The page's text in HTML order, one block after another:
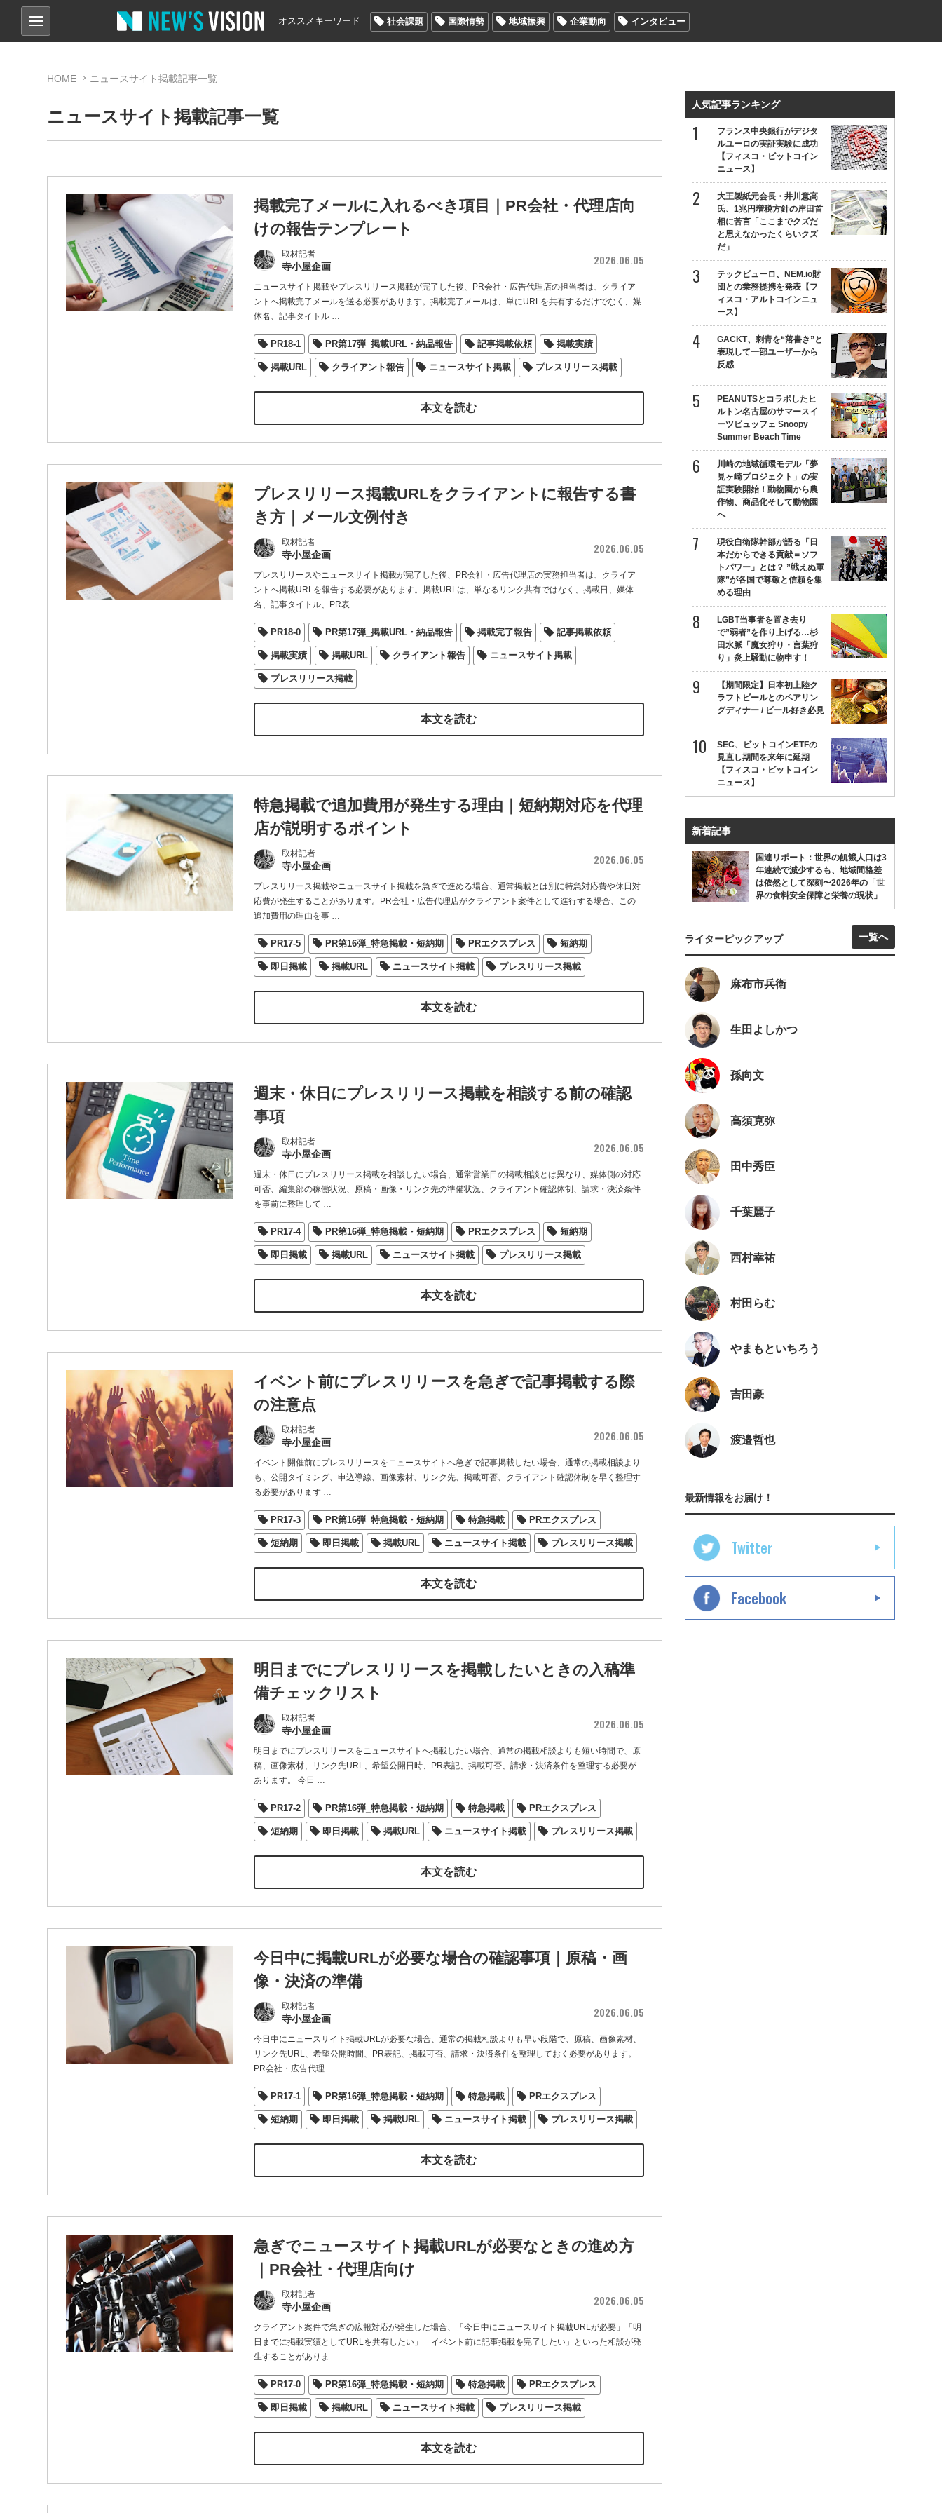
オススメキーワード 社会課題 国際情勢 地域振興 企業動向 インタビュー
HOME ニュースサイト掲載記事一覧
ニュースサイト掲載記事一覧
掲載完了メールに入れるべき項目｜PR会社・代理店向
けの報告テンプレート
取材記者
寺小屋企画 2026.06.05
ニュースサイト掲載やプレスリリース掲載が完了した後、PR会社・広告代理店の担当者は、クライア
ントへ掲載完了メールを送る必要があります。掲載完了メールは、単にURLを共有するだけでなく、媒
体名、記事タイトル…
PR18-1 PR第17弾_掲載URL・納品報告 記事掲載依頼 掲載実績
掲載URL クライアント報告 ニュースサイト掲載 プレスリリース掲載
本文を読む
プレスリリース掲載URLをクライアントに報告する書
き方｜メール文例付き
取材記者
寺小屋企画 2026.06.05
プレスリリースやニュースサイト掲載が完了した後、PR会社・広告代理店の実務担当者は、クライア
ントへ掲載URLを報告する必要があります。掲載URLは、単なるリンク共有ではなく、掲載日、媒体
名、記事タイトル、PR表…
PR18-0 PR第17弾_掲載URL・納品報告 掲載完了報告 記事掲載依頼
掲載実績 掲載URL クライアント報告 ニュースサイト掲載
プレスリリース掲載
本文を読む
特急掲載で追加費用が発生する理由｜短納期対応を代理
店が説明するポイント
取材記者
寺小屋企画 2026.06.05
プレスリリース掲載やニュースサイト掲載を急ぎで進める場合、通常掲載とは別に特急対応費や休日対
応費が発生することがあります。PR会社・広告代理店がクライアント案件として進行する場合、この
追加費用の理由を事…
PR17-5 PR第16弾_特急掲載・短納期 PRエクスプレス 短納期
即日掲載 掲載URL ニュースサイト掲載 プレスリリース掲載
本文を読む
週末・休日にプレスリリース掲載を相談する前の確認
事項
取材記者
寺小屋企画 2026.06.05
週末・休日にプレスリリース掲載を相談したい場合、通常営業日の掲載相談とは異なり、媒体側の対応
可否、編集部の稼働状況、原稿・画像・リンク先の準備状況、クライアント確認体制、請求・決済条件
を事前に整理して …
PR17-4 PR第16弾_特急掲載・短納期 PRエクスプレス 短納期
即日掲載 掲載URL ニュースサイト掲載 プレスリリース掲載
本文を読む
イベント前にプレスリリースを急ぎで記事掲載する際
の注意点
取材記者
寺小屋企画 2026.06.05
イベント開催前にプレスリリースをニュースサイトへ急ぎで記事掲載したい場合、通常の掲載相談より
も、公開タイミング、申込導線、画像素材、リンク先、掲載可否、クライアント確認体制を早く整理す
る必要があります…
PR17-3 PR第16弾_特急掲載・短納期 特急掲載 PRエクスプレス
短納期 即日掲載 掲載URL ニュースサイト掲載 プレスリリース掲載
本文を読む
明日までにプレスリリースを掲載したいときの入稿準
備チェックリスト
取材記者
寺小屋企画 2026.06.05
明日までにプレスリリースをニュースサイトへ掲載したい場合、通常の掲載相談よりも短い時間で、原
稿、画像素材、リンク先URL、希望公開日時、PR表記、掲載可否、請求・決済条件を整理する必要が
あります。 今日 …
PR17-2 PR第16弾_特急掲載・短納期 特急掲載 PRエクスプレス
短納期 即日掲載 掲載URL ニュースサイト掲載 プレスリリース掲載
本文を読む
今日中に掲載URLが必要な場合の確認事項｜原稿・画
像・決済の準備
取材記者
寺小屋企画 2026.06.05
今日中にニュースサイト掲載URLが必要な場合、通常の掲載相談よりも早い段階で、原稿、画像素材、
リンク先URL、希望公開時間、PR表記、掲載可否、請求・決済条件を整理しておく必要があります。
PR会社・広告代理 …
PR17-1 PR第16弾_特急掲載・短納期 特急掲載 PRエクスプレス
短納期 即日掲載 掲載URL ニュースサイト掲載 プレスリリース掲載
本文を読む
急ぎでニュースサイト掲載URLが必要なときの進め方
｜PR会社・代理店向け
取材記者
寺小屋企画 2026.06.05
クライアント案件で急ぎの広報対応が発生した場合、「今日中にニュースサイト掲載URLが必要」「明
日までに掲載実績としてURLを共有したい」「イベント前に記事掲載を完了したい」といった相談が発
生することがありま …
PR17-0 PR第16弾_特急掲載・短納期 特急掲載 PRエクスプレス
即日掲載 掲載URL ニュースサイト掲載 プレスリリース掲載
本文を読む
人気記事ランキング
フランス中央銀行がデジタ
ルユーロの実証実験に成功
【フィスコ・ビットコイン
ニュース】
大王製紙元会長・井川意高
氏、1兆円増税方針の岸田首
相に苦言「ここまでクズだ
と思えなかったくらいクズ
だ」
テックビューロ、NEM.io財
団との業務提携を発表【フ
ィスコ・アルトコインニュ
ース】
GACKT、刺青を“落書き”と
表現して一部ユーザーから
反感
PEANUTSとコラボしたヒ
ルトン名古屋のサマースイ
ーツビュッフェ Snoopy
Summer Beach Time
川崎の地域循環モデル「夢
見ヶ崎プロジェクト」の実
証実験開始！動物園から農
作物、商品化そして動物園
へ
現役自衛隊幹部が語る「日
本だからできる貢献＝ソフ
トパワー」とは？ ”戦えぬ軍
隊”が各国で尊敬と信頼を集
める理由
LGBT当事者を置き去り
で”弱者”を作り上げる…杉
田水脈「魔女狩り・言葉狩
り」炎上騒動に物申す！
【期間限定】日本初上陸ク
ラフトビールとのペアリン
グディナー / ビール好き必見
SEC、ビットコインETFの
見直し期間を来年に延期
【フィスコ・ビットコイン
ニュース】
新着記事
国連リポート：世界の飢餓人口は3
年連続で減少するも、地域間格差
は依然として深刻〜2026年の「世
界の食料安全保障と栄養の現状」
ライターピックアップ 一覧へ
麻布市兵衛
生田よしかつ
孫向文
高須克弥
田中秀臣
千葉麗子
西村幸祐
村田らむ
やまもといちろう
吉田豪
渡邉哲也
最新情報をお届け！
Twitter
Facebook